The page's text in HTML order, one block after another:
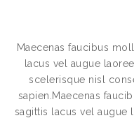
Maecenas faucibus
lacus vel augue
scelerisque nisl
sapien.Maecenas
sagittis lacus vel augue